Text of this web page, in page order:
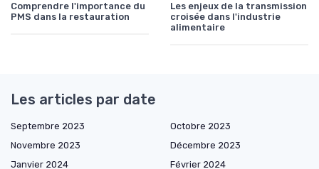
Comprendre l'importance du
PMS dans la restauration
Les enjeux de la transmission
croisée dans l'industrie
alimentaire
Les articles par date
Septembre 2023
Octobre 2023
Novembre 2023
Décembre 2023
Janvier 2024
Février 2024